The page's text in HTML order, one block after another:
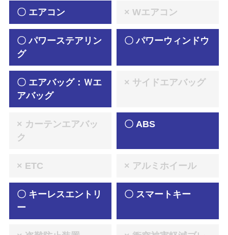
〇 エアコン × Wエアコン
〇 パワーステアリン
グ
〇 パワーウィンドウ
〇 エアバッグ：Ｗエ
アバッグ
× サイドエアバッグ
× カーテンエアバッ
ク
〇 ABS
× ETC × アルミホイール
〇 キーレスエントリ
ー
〇 スマートキー